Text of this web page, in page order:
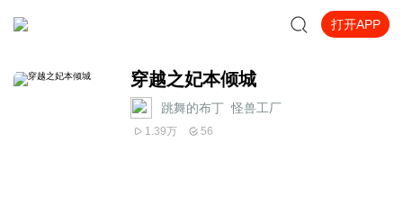
打开APP
穿越之妃本倾城
跳舞的布丁_怪兽工厂
1.39万 56